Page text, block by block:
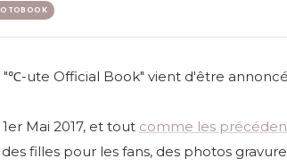
"℃-ute Official Book" vient d'être
Mai 2017, et tout comme les
filles pour les fans, des photos